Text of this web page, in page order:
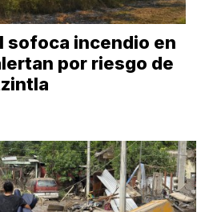
sofoca incendio en
por riesgo de